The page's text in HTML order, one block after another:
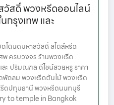
สดิ์ พวงหรีดออนไลน์
กรุงเทพ และ
ตนดมหาสวัสดิ์ สไตล์หรีด
ครบวงจร ร้านพวงหรีด
ะ ปริมณฑล ดีไซน์สวยหรู ราคา
ดลม พวงหรีดต้นไม้ พวงหรีด
รีดปทุมธานี พวงหรีดนนทบุรี
to temple in Bangkok